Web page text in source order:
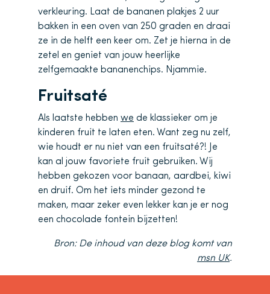
verkleuring. Laat de bananen plakjes 2 uur
bakken in een oven van 250 graden en draai
ze in de helft een keer om. Zet je hierna in de
zetel en geniet van jouw heerlijke
zelfgemaakte bananenchips. Njammie.
Fruitsaté
Als laatste hebben we de klassieker om je
kinderen fruit te laten eten. Want zeg nu zelf,
wie houdt er nu niet van een fruitsaté?! Je
kan al jouw favoriete fruit gebruiken. Wij
hebben gekozen voor banaan, aardbei, kiwi
en druif. Om het iets minder gezond te
maken, maar zeker even lekker kan je er nog
een chocolade fontein bijzetten!
Bron: De inhoud van deze blog komt van
msn UK.